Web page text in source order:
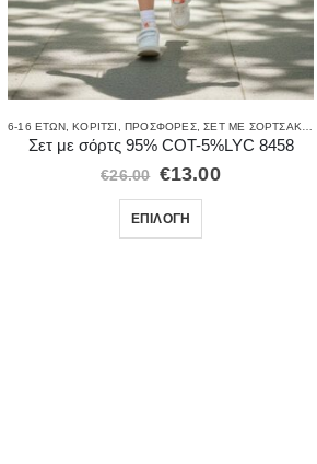
,ΦΌΡΜΕΣ
6-16 ΕΤΏΝ,ΚΟΡΊΤΣΙ ,ΠΡΟΣΦΟΡΈΣ,ΣΕΤ ΜΕ ΣΟΡΤΣΑΚΙ
Σετ με σόρτς 95% COT-5%LYC 8458
€26.00 €13.00
ΕΠΙΛΟΓΉ